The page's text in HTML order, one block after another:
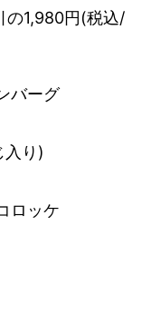
の1,980円(税込/
バーグ
入り)
ロッケ